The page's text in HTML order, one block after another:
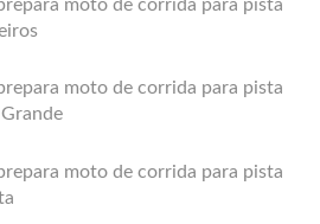
moto de corrida para pista
moto de corrida para pista
moto de corrida para pista